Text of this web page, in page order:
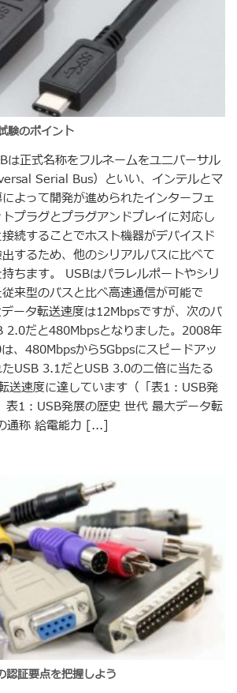
験のポイント
は正式名称をフルネームをユニバーサル
Serial Bus）といい、インテルとマ
よって開発が進められたインターフェ
プラグとプラグアンドプレイに対応し
続することでホスト機器がデバイスド
するため、他のシリアルバスに比べて
ちます。 USBはパラレルポートやシリ
来型のバスと比べ高速通信が可能で
ータ転送速度は12Mbpsですが、次のバ
2.0だと480Mbpsとなりました。2008年
、480Mbpsから5Gbpsにスピードアッ
USB 3.1だとUSB 3.0の二倍に当たる
送速度に達しています（「表1：USB発
表1：USB発展の歴史 世代 最大データ転
通称 給電能力 [...]
認証要点を把握しよう